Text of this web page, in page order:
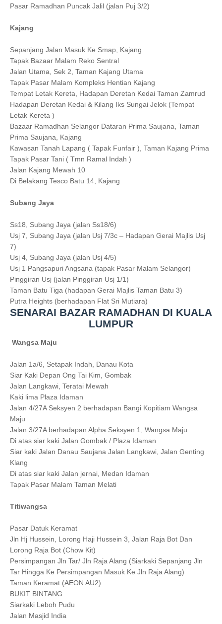
Pasar Ramadhan Puncak Jalil (jalan Puj 3/2)
Kajang
Sepanjang Jalan Masuk Ke Smap, Kajang
Tapak Bazaar Malam Reko Sentral
Jalan Utama, Sek 2, Taman Kajang Utama
Tapak Pasar Malam Kompleks Hentian Kajang
Tempat Letak Kereta, Hadapan Deretan Kedai Taman Zamrud
Hadapan Deretan Kedai & Kilang Iks Sungai Jelok (Tempat
Letak Kereta )
Bazaar Ramadhan Selangor Dataran Prima Saujana, Taman
Prima Saujana, Kajang
Kawasan Tanah Lapang ( Tapak Funfair ), Taman Kajang Prima
Tapak Pasar Tani ( Tmn Ramal Indah )
Jalan Kajang Mewah 10
Di Belakang Tesco Batu 14, Kajang
Subang Jaya
Ss18, Subang Jaya (jalan Ss18/6)
Usj 7, Subang Jaya (jalan Usj 7/3c – Hadapan Gerai Majlis Usj
7)
Usj 4, Subang Jaya (jalan Usj 4/5)
Usj 1 Pangsapuri Angsana (tapak Pasar Malam Selangor)
Pinggiran Usj (jalan Pinggiran Usj 1/1)
Taman Batu Tiga (hadapan Gerai Majlis Taman Batu 3)
Putra Heights (berhadapan Flat Sri Mutiara)
SENARAI BAZAR RAMADHAN DI KUALA
LUMPUR
Wangsa Maju
Jalan 1a/6, Setapak Indah, Danau Kota
Siar Kaki Depan Ong Tai Kim, Gombak
Jalan Langkawi, Teratai Mewah
Kaki lima Plaza Idaman
Jalan 4/27A Seksyen 2 berhadapan Bangi Kopitiam Wangsa
Maju
Jalan 3/27A berhadapan Alpha Seksyen 1, Wangsa Maju
Di atas siar kaki Jalan Gombak / Plaza Idaman
Siar kaki Jalan Danau Saujana Jalan Langkawi, Jalan Genting
Klang
Di atas siar kaki Jalan jernai, Medan Idaman
Tapak Pasar Malam Taman Melati
Titiwangsa
Pasar Datuk Keramat
Jln Hj Hussein, Lorong Haji Hussein 3, Jalan Raja Bot Dan
Lorong Raja Bot (Chow Kit)
Persimpangan Jln Tar/ Jln Raja Alang (Siarkaki Sepanjang Jln
Tar Hingga Ke Persimpangan Masuk Ke Jln Raja Alang)
Taman Keramat (AEON AU2)
BUKIT BINTANG
Siarkaki Leboh Pudu
Jalan Masjid India